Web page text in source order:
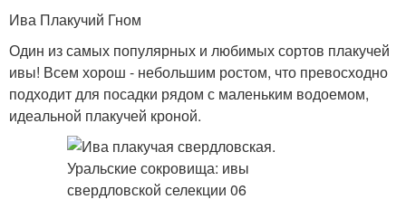
Ива Плакучий Гном
Один из самых популярных и любимых сортов плакучей
ивы! Всем хорош - небольшим ростом, что превосходно
подходит для посадки рядом с маленьким водоемом,
идеальной плакучей кроной.